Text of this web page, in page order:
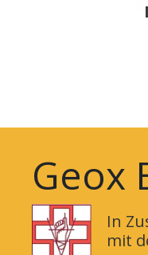
Geox
In
mit